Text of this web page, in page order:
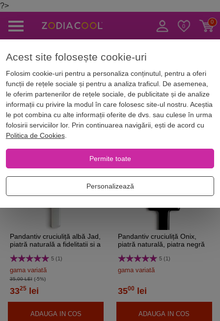
?>
Acasă Magazin Online Bijuterii norocoase Coliere si Pandantive
Coliere si Pandantive
Filtrează Cele mai noi Piatra Culoare
Pandantiv cruciuliță albă Jad,
piatră naturală a fidelitatii si a
5 (1)
gama variată
35,00 LEI(-5%)
3325lei
ADAUGA IN COS
Best Seller
Pandantiv cruciuliță Onix,
piatră naturală, piatra negră
5 (1)
gama variată
3500 lei
ADAUGA IN COS
Acest site folosește cookie-uri
Folosim cookie-uri pentru a personaliza conținutul, pentru a oferi
funcții de rețele sociale și pentru a analiza traficul. De asemenea,
le oferim partenerilor de rețele sociale, de publicitate și de analize
informații cu privire la modul în care folosesc site-ul nostru. Aceștia
le pot combina cu alte informații oferite de dvs. sau culese în urma
folosirii serviciilor lor. Prin continuarea navigării, ești de acord cu
Politica de Cookies.
Permite toate
Personalizează